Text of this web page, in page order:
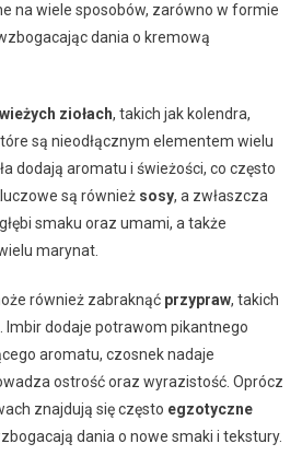
na wiele sposobów, zarówno w formie
dania o kremową
ziołach, takich jak kolendra,
są nieodłącznym elementem wielu
dodają aromatu i świeżości, co często
są również sosy, a zwłaszcza
smaku oraz umami, a także
marynat.
również zabraknąć przypraw, takich
Imbir dodaje potrawom pikantnego
aromatu, czosnek nadaje
ostrość oraz wyrazistość. Oprócz
znajdują się często egzotyczne
dania o nowe smaki i tekstury.